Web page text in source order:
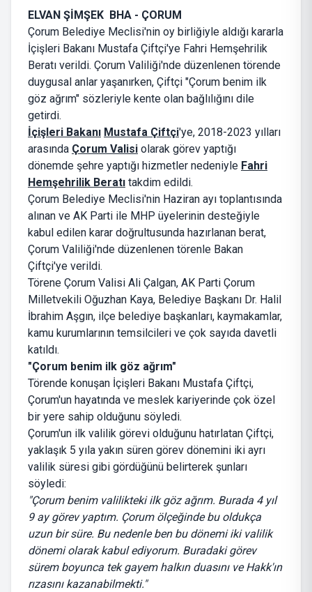
ELVAN ŞİMŞEK BHA - ÇORUM
Çorum Belediye Meclisi'nin oy birliğiyle aldığı kararla
İçişleri Bakanı Mustafa Çiftçi'ye Fahri Hemşehrilik
Beratı verildi. Çorum Valiliği'nde düzenlenen törende
duygusal anlar yaşanırken, Çiftçi "Çorum benim ilk
göz ağrım" sözleriyle kente olan bağlılığını dile
getirdi.
İçişleri Bakanı Mustafa Çiftçi'ye, 2018-2023 yılları
arasında Çorum Valisi olarak görev yaptığı
dönemde şehre yaptığı hizmetler nedeniyle Fahri
Hemşehrilik Beratı takdim edildi.
Çorum Belediye Meclisi'nin Haziran ayı toplantısında
alınan ve AK Parti ile MHP üyelerinin desteğiyle
kabul edilen karar doğrultusunda hazırlanan berat,
Çorum Valiliği'nde düzenlenen törenle Bakan
Çiftçi'ye verildi.
Törene Çorum Valisi Ali Çalgan, AK Parti Çorum
Milletvekili Oğuzhan Kaya, Belediye Başkanı Dr. Halil
İbrahim Aşgın, ilçe belediye başkanları, kaymakamlar,
kamu kurumlarının temsilcileri ve çok sayıda davetli
katıldı.
"Çorum benim ilk göz ağrım"
Törende konuşan İçişleri Bakanı Mustafa Çiftçi,
Çorum'un hayatında ve meslek kariyerinde çok özel
bir yere sahip olduğunu söyledi.
Çorum'un ilk valilik görevi olduğunu hatırlatan Çiftçi,
yaklaşık 5 yıla yakın süren görev dönemini iki ayrı
valilik süresi gibi gördüğünü belirterek şunları
söyledi:
"Çorum benim valilikteki ilk göz ağrım. Burada 4 yıl
9 ay görev yaptım. Çorum ölçeğinde bu oldukça
uzun bir süre. Bu nedenle ben bu dönemi iki valilik
dönemi olarak kabul ediyorum. Buradaki görev
sürem boyunca tek gayem halkın duasını ve Hakk'ın
rızasını kazanabilmekti."